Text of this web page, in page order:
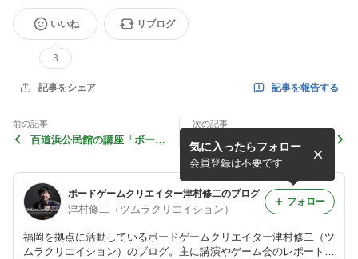
いいね
3
リブログ
記事をシェア 記事を報告する
前の記事
百道浜公民館の講座「ボード
次の記事
那珂川市教育委員会文化振興
課主催「ボドゲDE読書」に
て講師（2025.3.20）
ボードゲームクリエイター津村修二のブログ
津村修二（ツムラクリエイション）
福岡を拠点に活動しているボードゲームクリエイター津村修二（ツ
ムラクリエイション）のブログ。主に講演やゲーム会のレポートが
気に入ったらフォロー
会員登録は不要です
フォロー